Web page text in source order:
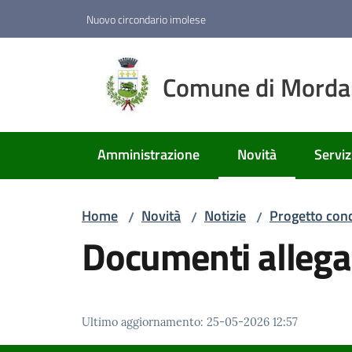
Nuovo circondario imolese
Comune di
Amministrazione Novità
Menu selezionato
Home / Novità / Notizie / Progetto
Documenti
Ultimo aggiornamento: 25-05-2026 12:57